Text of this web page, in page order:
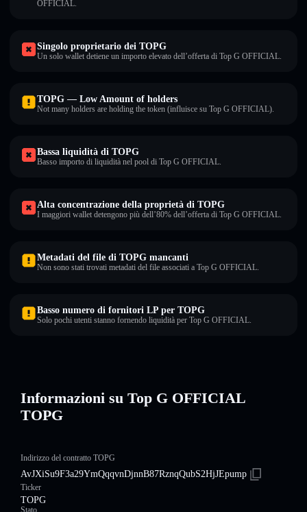
OFFICIAL.
Singolo proprietario dei TOPG
Un solo wallet detiene un importo elevato dell’offerta di Top G OFFICIAL.
TOPG — Low Amount of holders
Not many holders are holding the token (influisce su Top G OFFICIAL).
Bassa liquidità di TOPG
Basso importo di liquidità nel pool di Top G OFFICIAL.
Alta concentrazione della proprietà di TOPG
I maggiori wallet detengono più dell’80% dell’offerta di Top G OFFICIAL.
Metadati del file di TOPG mancanti
Non sono stati trovati metadati del file associati a Top G OFFICIAL.
Basso numero di fornitori LP per TOPG
Solo pochi utenti stanno fornendo liquidità per Top G OFFICIAL.
Informazioni su Top G OFFICIAL
TOPG
Indirizzo del contratto TOPG
AvJXiSu9F3a29YmQqqvnDjnnB87RznqQubS2HjJEpump
Ticker
TOPG
Stato